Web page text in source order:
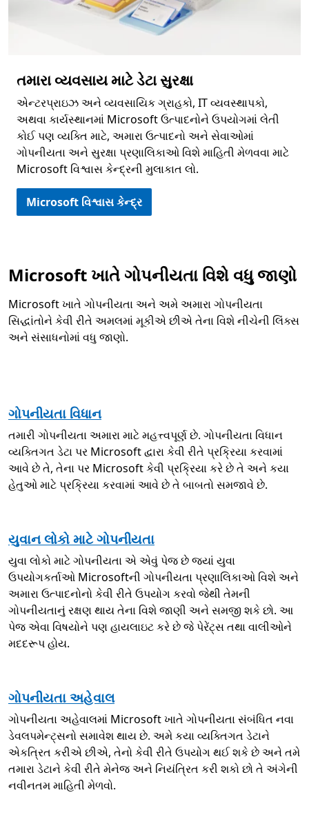
તમારા વ્યવસાય માટે ડેટા સુરક્ષા
એન્ટરપ્રાઇઝ અને વ્યવસાયિક ગ્રાહકો, IT વ્યવસ્થાપકો,
અથવા કાર્યસ્થાનમાં Microsoft ઉત્પાદનોને ઉપયોગમાં લેતી
કોઈ પણ વ્યક્તિ માટે, અમારા ઉત્પાદનો અને સેવાઓમાં
ગોપનીયતા અને સુરક્ષા પ્રણાલિકાઓ વિશે માહિતી મેળવવા માટે
Microsoft વિશ્વાસ કેન્દ્રની મુલાકાત લો.
Microsoft વિશ્વાસ કેન્દ્ર
Microsoft ખાતે ગોપનીયતા વિશે વધુ જાણો
Microsoft ખાતે ગોપનીયતા અને અમે અમારા ગોપનીયતા
સિદ્ધાંતોને કેવી રીતે અમલમાં મૂકીએ છીએ તેના વિશે નીચેની લિંક્સ
અને સંસાધનોમાં વધુ જાણો.
ગોપનીયતા વિધાન
તમારી ગોપનીયતા અમારા માટે મહત્ત્વપૂર્ણ છે. ગોપનીયતા વિધાન
વ્યક્તિગત ડેટા પર Microsoft દ્વારા કેવી રીતે પ્રક્રિયા કરવામાં
આવે છે તે, તેના પર Microsoft કેવી પ્રક્રિયા કરે છે તે અને કયા
હેતુઓ માટે પ્રક્રિયા કરવામાં આવે છે તે બાબતો સમજાવે છે.
યુવાન લોકો માટે ગોપનીયતા
યુવા લોકો માટે ગોપનીયતા એ એવું પેજ છે જ્યાં યુવા
ઉપયોગકર્તાઓ Microsoftની ગોપનીયતા પ્રણાલિકાઓ વિશે અને
અમારા ઉત્પાદનોનો કેવી રીતે ઉપયોગ કરવો જેથી તેમની
ગોપનીયતાનું રક્ષણ થાય તેના વિશે જાણી અને સમજી શકે છો. આ
પેજ એવા વિષયોને પણ હાયલાઇટ કરે છે જે પેરેંટ્સ તથા વાલીઓને
મદદરૂપ હોય.
ગોપનીયતા અહેવાલ
ગોપનીયતા અહેવાલમાં Microsoft ખાતે ગોપનીયતા સંબંધિત નવા
ડેવલપમેન્ટ્સનો સમાવેશ થાય છે. અમે કયા વ્યક્તિગત ડેટાને
એકત્રિત કરીએ છીએ, તેનો કેવી રીતે ઉપયોગ થઈ શકે છે અને તમે
તમારા ડેટાને કેવી રીતે મેનેજ અને નિયંત્રિત કરી શકો છો તે અંગેની
નવીનતમ માહિતી મેળવો.